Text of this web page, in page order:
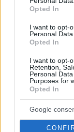
Opted In
I want to opt-
Personal
Opted In
I want to opt-
Retention,
Personal
Purposes for
Opted In
Google
omaggio all’eredità di
significativo sulla sua
Nobel ungheresi,
contributo.
anniversario #
commemorazione